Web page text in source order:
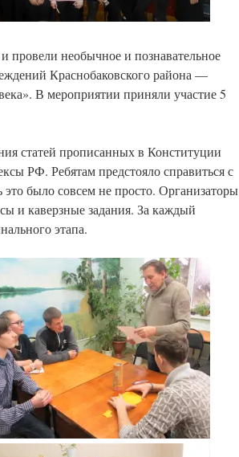
провели необычное и познавательное
Краснобаковского района —
В мероприятии приняли участие 5
статей прописанных в Конституции
РФ. Ребятам предстояло справиться с
было совсем не просто. Организаторы
и каверзные задания. За каждый
этапа.